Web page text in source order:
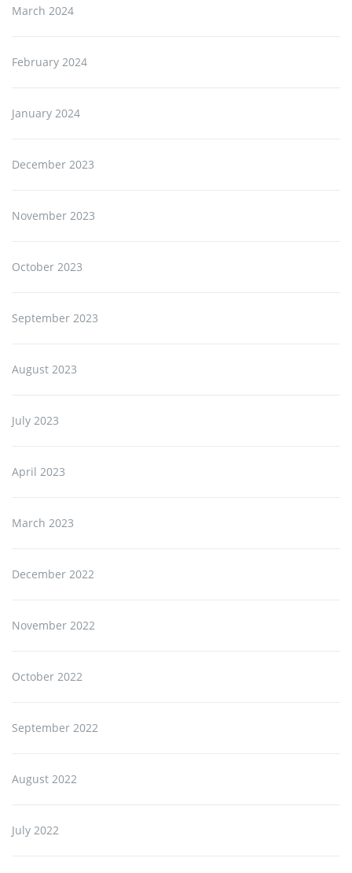
March 2024
February 2024
January 2024
December 2023
November 2023
October 2023
September 2023
August 2023
July 2023
April 2023
March 2023
December 2022
November 2022
October 2022
September 2022
August 2022
July 2022